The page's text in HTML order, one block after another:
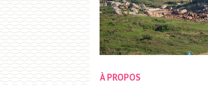
À PROPOS